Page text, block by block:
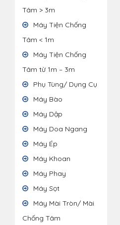
Tâm > 3m
Máy Tiện Chống
Tâm < 1m
Máy Tiện Chống
Tâm từ 1m – 3m
Phụ Tùng/ Dụng Cụ
Máy Bào
Máy Dập
Máy Doa Ngang
Máy Ép
Máy Khoan
Máy Phay
Máy Sọt
Máy Mài Tròn/ Mài
Chống Tâm